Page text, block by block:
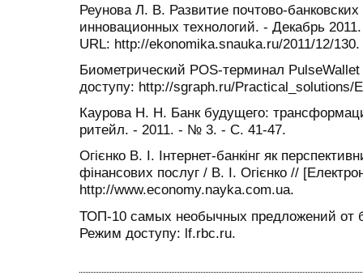
Реунова Л. В. Развитие почтово-
инновационных технологий. - Декабрь
URL: http://ekonomika.snauka.ru/2011/12/130.
Биометрический POS-терминал
доступу: http://sgraph.ru/Practical_solutions/
Каурова Н. Н. Банк будущего:
ритейл. - 2011. - № 3. - С. 41-47.
Огієнко В. І. Інтернет-банкінг як
фінансових послуг / В. І. Огієнко //
http://www.economy.nayka.com.ua.
ТОП-10 самых необычных предложений от
Режим доступу: lf.rbc.ru.